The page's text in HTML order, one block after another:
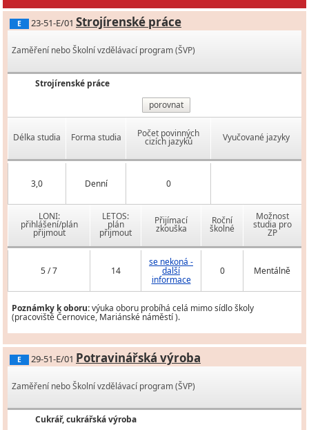
E 23-51-E/01 Strojírenské práce
Zaměření nebo Školní vzdělávací program (ŠVP)
Strojírenské práce
porovnat
Délka studia Forma studia Počet povinných
cizích jazyků Vyučované jazyky
3,0 Denní 0
LONI:
přihlášení/plán
přijmout
LETOS:
plán
přijmout
Přijímací
zkouška
Roční
školné
Možnost
studia pro
ZP
5 / 7 14
se nekoná -
další
informace
0 Mentálně
Poznámky k oboru:výuka oboru probíhá celá mimo sídlo školy
(pracoviště Černovice, Mariánské náměstí ).
E 29-51-E/01 Potravinářská výroba
Zaměření nebo Školní vzdělávací program (ŠVP)
Cukrář, cukrářská výroba